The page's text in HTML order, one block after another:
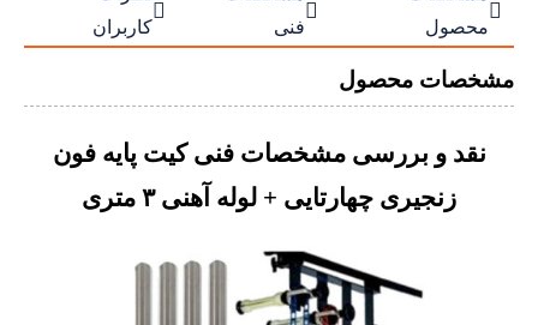

محصول

فنی

کاربران
مشخصات محصول
نقد و بررسی مشخصات فنی کیت پایه فون
زنجیری چهارتایی + لوله آهنی ٣ متری